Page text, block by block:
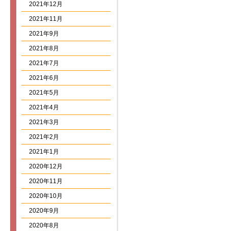
2021年12月
2021年11月
2021年9月
2021年8月
2021年7月
2021年6月
2021年5月
2021年4月
2021年3月
2021年2月
2021年1月
2020年12月
2020年11月
2020年10月
2020年9月
2020年8月